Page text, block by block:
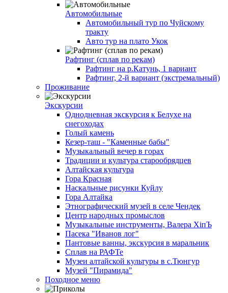
Автомобильные
Автомобильный тур по Чуйскому
тракту
Авто тур на плато Укок
Рафтинг (сплав по рекам)
Рафтинг на р.Катунь, 1 вариант
Рафтинг, 2-й вариант (экстремальный)
Проживание
Экскурсии
Однодневная экскурсия к Белухе на
снегоходах
Голый камень
Кезер-таш - "Каменные бабы"
Музыкальный вечер в горах
Традиции и культура старообрядцев
Алтайская культура
Гора Красная
Наскальные рисунки Куйлу
Гора Алтайка
Этнографический музей в селе Чендек
Центр народных промыслов
Музыкальные инструменты, Валера ХiпЪ
Пасека "Иванов лог"
Пантовые ванны, экскурсия в маральник
Сплав на РАФТе
Музеи алтайской культуры в с.Тюнгур
Музей "Пирамида"
Походное меню